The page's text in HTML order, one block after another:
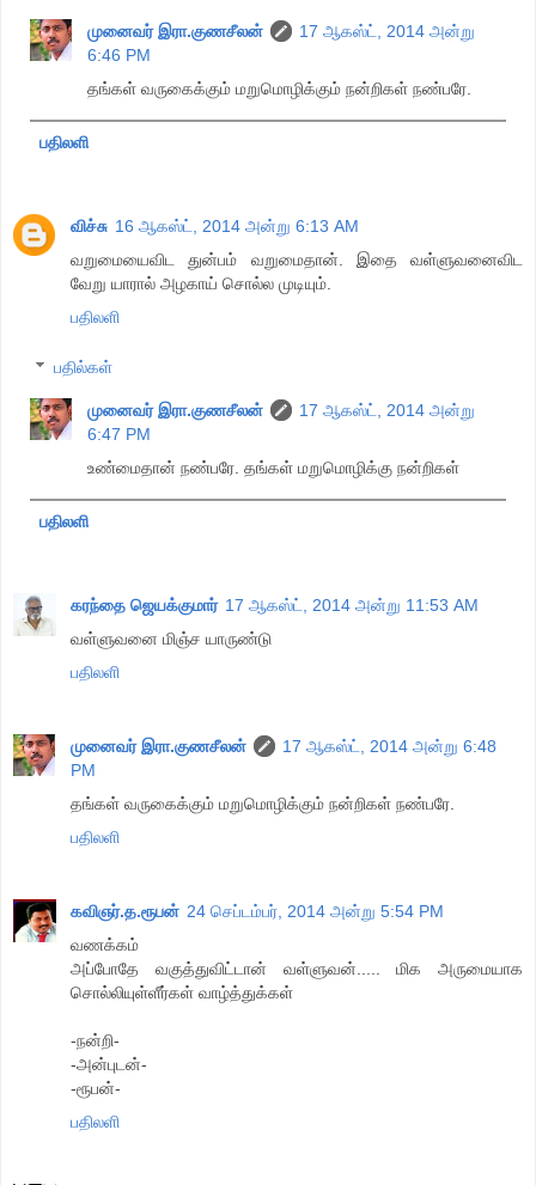
முனைவர் இரா.குணசீலன்
17 ஆகஸ்ட், 2014 அன்று
6:46 PM
தங்கள் வருகைக்கும் மறுமொழிக்கும் நன்றிகள் நண்பரே.
பதிலளி
விச்சு 16 ஆகஸ்ட், 2014 அன்று 6:13 AM
வறுமையைவிட துன்பம் வறுமைதான். இதை வள்ளுவனைவிட
வேறு யாரால் அழகாய் சொல்ல முடியும்.
பதிலளி
பதில்கள்
முனைவர் இரா.குணசீலன்
17 ஆகஸ்ட், 2014 அன்று
6:47 PM
உண்மைதான் நண்பரே. தங்கள் மறுமொழிக்கு நன்றிகள்
பதிலளி
கரந்தை ஜெயக்குமார் 17 ஆகஸ்ட், 2014 அன்று 11:53 AM
வள்ளுவனை மிஞ்ச யாருண்டு
பதிலளி
முனைவர் இரா.குணசீலன்
17 ஆகஸ்ட், 2014 அன்று 6:48
PM
தங்கள் வருகைக்கும் மறுமொழிக்கும் நன்றிகள் நண்பரே.
பதிலளி
கவிஞர்.த.ரூபன் 24 செப்டம்பர், 2014 அன்று 5:54 PM
வணக்கம்
அப்போதே வகுத்துவிட்டான் வள்ளுவன்..... மிக அருமையாக
சொல்லியுள்ளீர்கள் வாழ்த்துக்கள்
-நன்றி-
-அன்புடன்-
-ரூபன்-
பதிலளி